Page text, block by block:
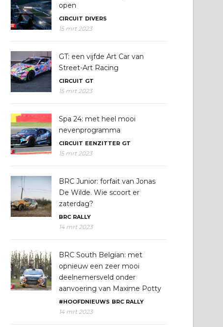
open
CIRCUIT DIVERS
15 mrt 2023
GT: een vijfde Art Car van
Street-Art Racing
CIRCUIT GT
15 mrt 2023
Spa 24: met heel mooi
nevenprogramma
CIRCUIT EENZITTER GT
15 mrt 2023
BRC Junior: forfait van Jonas
De Wilde. Wie scoort er
zaterdag?
BRC RALLY
14 mrt 2023
BRC South Belgian: met
opnieuw een zeer mooi
deelnemersveld onder
aanvoering van Maxime Potty
#HOOFDNIEUWS BRC RALLY
14 mrt 2023